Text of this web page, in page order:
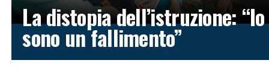
La distopia dell’istruzione: “Io
sono un fallimento”